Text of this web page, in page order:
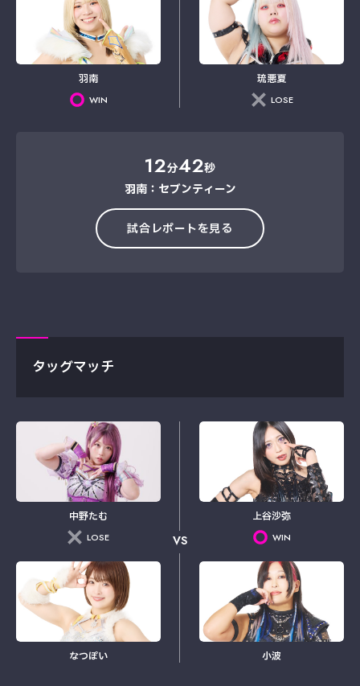
羽南
WIN
琉悪夏
LOSE
12分42秒
羽南：セブンティーン
試合レポートを見る
タッグマッチ
中野たむ
LOSE
なつぽい
VS
上谷沙弥
WIN
小波